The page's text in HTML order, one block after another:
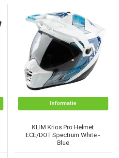
Informatie
KLIM Krios Pro Helmet
ECE/DOT Spectrum White -
Blue